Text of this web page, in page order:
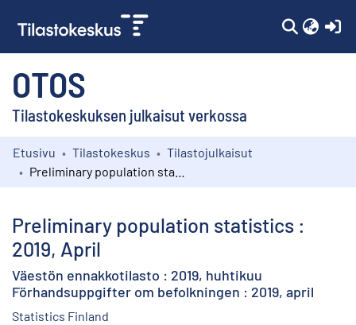
OTOS
Tilastokeskuksen julkaisut verkossa
Kokoelmat
Etusivu Tilastokeskus
Tilastojulkaisut
Preliminary population statistics :
2019, April
Väestön ennakkotilasto : 2019, huhtikuu
Förhandsuppgifter om befolkningen : 2019, april
Statistics Finland